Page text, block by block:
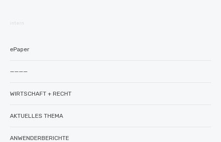
intern
ePaper
————
WIRTSCHAFT + RECHT
AKTUELLES THEMA
ANWENDERBERICHTE